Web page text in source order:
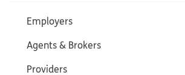
Employers
Agents & Brokers
Providers